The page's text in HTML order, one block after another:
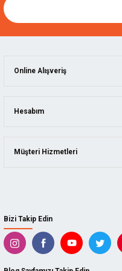
Bizi Takip Edin
Online Alışveriş
Hesabım
Müşteri Hizmetleri